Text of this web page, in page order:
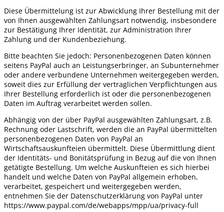
Diese Übermittelung ist zur Abwicklung Ihrer Bestellung mit der
von Ihnen ausgewählten Zahlungsart notwendig, insbesondere
zur Bestätigung Ihrer Identität, zur Administration Ihrer
Zahlung und der Kundenbeziehung.
Bitte beachten Sie jedoch: Personenbezogenen Daten können
seitens PayPal auch an Leistungserbringer, an Subunternehmer
oder andere verbundene Unternehmen weitergegeben werden,
soweit dies zur Erfüllung der vertraglichen Verpflichtungen aus
Ihrer Bestellung erforderlich ist oder die personenbezogenen
Daten im Auftrag verarbeitet werden sollen.
Abhängig von der über PayPal ausgewählten Zahlungsart, z.B.
Rechnung oder Lastschrift, werden die an PayPal übermittelten
personenbezogenen Daten von PayPal an
Wirtschaftsauskunfteien übermittelt. Diese Übermittlung dient
der Identitäts- und Bonitätsprüfung in Bezug auf die von Ihnen
getätigte Bestellung. Um welche Auskunfteien es sich hierbei
handelt und welche Daten von PayPal allgemein erhoben,
verarbeitet, gespeichert und weitergegeben werden,
entnehmen Sie der Datenschutzerklärung von PayPal unter
https://www.paypal.com/de/webapps/mpp/ua/privacy-full